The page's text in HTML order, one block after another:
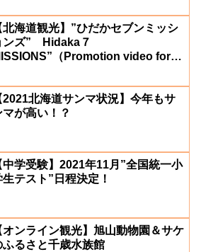
北海道観光】”ひだかセブンミッシ
ンズ” Hidaka７
（Promotion video for
2021北海道サンマ状況】今年もサ
マが高い！？
中学受験】2021年11月”全国統一小
生テスト”日程決定！
オンライン観光】旭山動物園＆サケ
ふるさと千歳水族館